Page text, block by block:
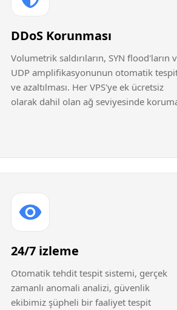
DDoS Korunması
Volumetrik saldırıların, SYN flood'ların
UDP amplifikasyonunun otomatik
ve azaltılması. Her VPS'ye ek ücretsiz
olarak dahil olan ağ seviyesinde
24/7 izleme
Otomatik tehdit tespit sistemi, gerçek
zamanlı anomali analizi, güvenlik
ekibimiz şüpheli bir faaliyet tespit